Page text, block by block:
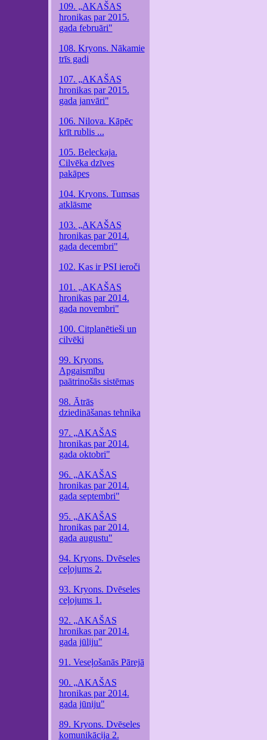
109. „AKAŠAS
hronikas par 2015.
gada februāri"
108. Kryons. Nākamie
trīs gadi
107. „AKAŠAS
hronikas par 2015.
gada janvāri"
106. Nilova. Kāpēc
krīt rublis ...
105. Beleckaja.
Cilvēka dzīves
pakāpes
104. Kryons. Tumsas
atklāsme
103. „AKAŠAS
hronikas par 2014.
gada decembri"
102. Kas ir PSI ieroči
101. „AKAŠAS
hronikas par 2014.
gada novembri"
100. Citplanētieši un
cilvēki
99. Kryons.
Apgaismību
paātrinošās sistēmas
98. Ātrās
dziedināšanas tehnika
97. „AKAŠAS
hronikas par 2014.
gada oktobri"
96. „AKAŠAS
hronikas par 2014.
gada septembri"
95. „AKAŠAS
hronikas par 2014.
gada augustu"
94. Kryons. Dvēseles
ceļojums 2.
93. Kryons. Dvēseles
ceļojums 1.
92. „AKAŠAS
hronikas par 2014.
gada jūliju"
91. Veseļošanās Pārejā
90. „AKAŠAS
hronikas par 2014.
gada jūniju"
89. Kryons. Dvēseles
komunikācija 2.